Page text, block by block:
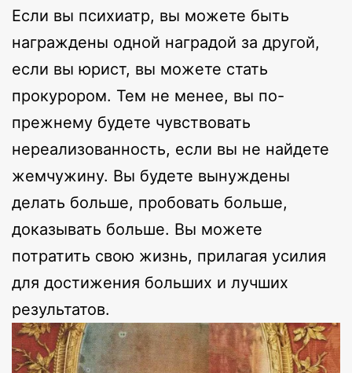
Если вы психиатр, вы можете быть
награждены одной наградой за другой,
если вы юрист, вы можете стать
прокурором. Тем не менее, вы по-
прежнему будете чувствовать
нереализованность, если вы не найдете
жемчужину. Вы будете вынуждены
делать больше, пробовать больше,
доказывать больше. Вы можете
потратить свою жизнь, прилагая усилия
для достижения больших и лучших
результатов.